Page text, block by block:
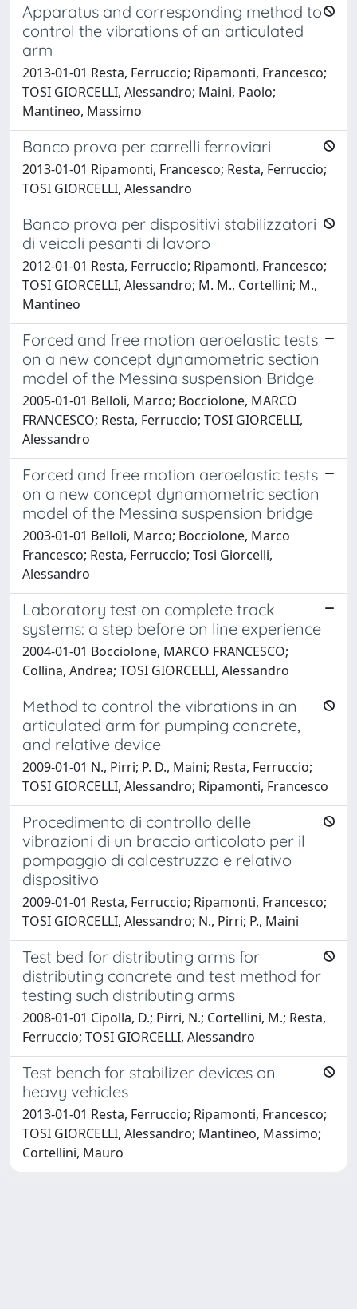
Apparatus and corresponding method to
control the vibrations of an articulated
arm
2013-01-01 Resta, Ferruccio; Ripamonti, Francesco;
TOSI GIORCELLI, Alessandro; Maini, Paolo;
Mantineo, Massimo
Banco prova per carrelli ferroviari
2013-01-01 Ripamonti, Francesco; Resta, Ferruccio;
TOSI GIORCELLI, Alessandro
Banco prova per dispositivi stabilizzatori
di veicoli pesanti di lavoro
2012-01-01 Resta, Ferruccio; Ripamonti, Francesco;
TOSI GIORCELLI, Alessandro; M. M., Cortellini; M.,
Mantineo
Forced and free motion aeroelastic tests
on a new concept dynamometric section
model of the Messina suspension Bridge
2005-01-01 Belloli, Marco; Bocciolone, MARCO
FRANCESCO; Resta, Ferruccio; TOSI GIORCELLI,
Alessandro
Forced and free motion aeroelastic tests
on a new concept dynamometric section
model of the Messina suspension bridge
2003-01-01 Belloli, Marco; Bocciolone, Marco
Francesco; Resta, Ferruccio; Tosi Giorcelli,
Alessandro
Laboratory test on complete track
systems: a step before on line experience
2004-01-01 Bocciolone, MARCO FRANCESCO;
Collina, Andrea; TOSI GIORCELLI, Alessandro
Method to control the vibrations in an
articulated arm for pumping concrete,
and relative device
2009-01-01 N., Pirri; P. D., Maini; Resta, Ferruccio;
TOSI GIORCELLI, Alessandro; Ripamonti, Francesco
Procedimento di controllo delle
vibrazioni di un braccio articolato per il
pompaggio di calcestruzzo e relativo
dispositivo
2009-01-01 Resta, Ferruccio; Ripamonti, Francesco;
TOSI GIORCELLI, Alessandro; N., Pirri; P., Maini
Test bed for distributing arms for
distributing concrete and test method for
testing such distributing arms
2008-01-01 Cipolla, D.; Pirri, N.; Cortellini, M.; Resta,
Ferruccio; TOSI GIORCELLI, Alessandro
Test bench for stabilizer devices on
heavy vehicles
2013-01-01 Resta, Ferruccio; Ripamonti, Francesco;
TOSI GIORCELLI, Alessandro; Mantineo, Massimo;
Cortellini, Mauro